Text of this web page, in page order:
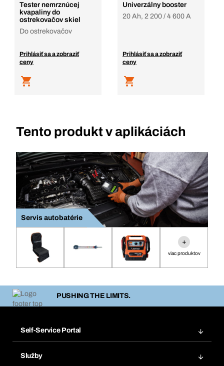
Tester nemrznúcej
kvapaliny do
ostrekovačov skiel
Do ostrekovačov
Prihlásiť sa a zobraziť
ceny
Univerzálny booster
20 Ah, 2 200 / 4 600 A
Prihlásiť sa a zobraziť
ceny
Tento produkt v aplikáciách
Servis autobatérie
+
viac produktov
PUSHING THE LIMITS.
Self-Service Portal
Služby